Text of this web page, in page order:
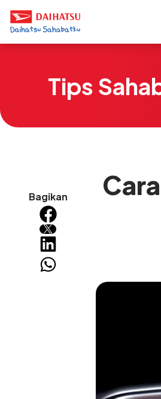
Tips
Bagikan